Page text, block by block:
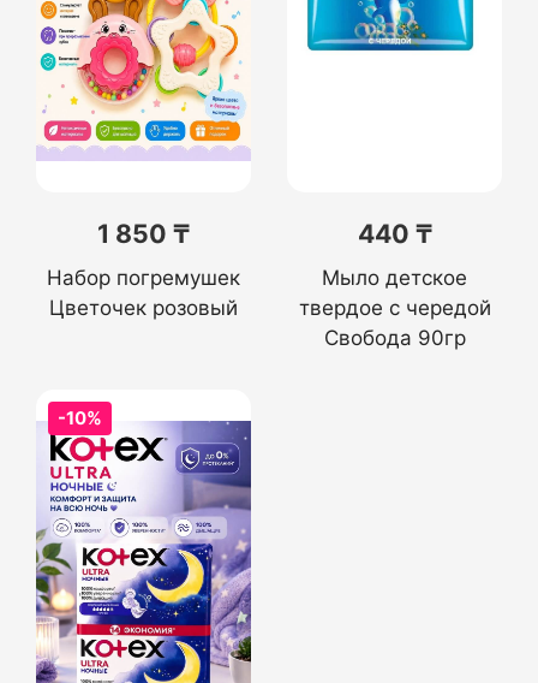
1 850 ₸
Набор погремушек
Цветочек розовый
440 ₸
Мыло детское
твердое с чередой
Свобода 90гр
-10%